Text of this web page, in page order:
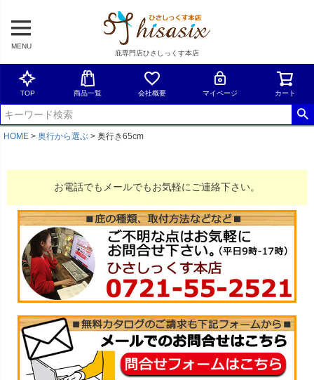
MENU
庇専門店ひさしっくす本店
TOP 商品一覧 会社概要 マイページ カート
HOME 奥行から選ぶ 奥行き65cm
お電話でもメールでもお気軽にご連絡下さい。